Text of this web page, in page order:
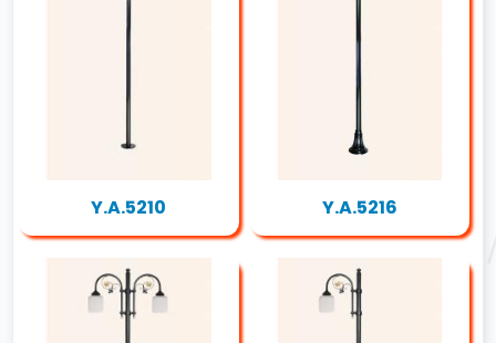
Y.A.5210 Y.A.5216